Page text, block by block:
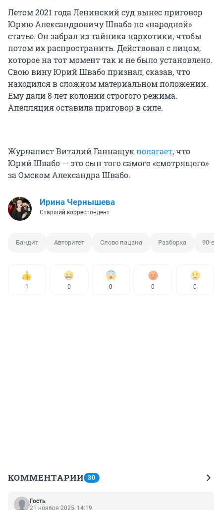
Летом 2021 года Ленинский суд вынес приговор
Юрию Александровичу Швабо по «народной»
статье. Он забрал из тайника наркотики, чтобы
потом их распространить. Действовал с лицом,
которое на тот момент так и не было установлено.
Свою вину Юрий Швабо признал, сказав, что
находился в сложном материальном положении.
Ему дали 8 лет колонии строгого режима.
Апелляция оставила приговор в силе.
Журналист Виталий Ганнащукполагает, что
Юрий Швабо — это сын того самого «смотрящего»
за Омском Александра Швабо.
Ирина Чернышева
Старший корреспондент
Бандит Авторитет Слово пацана Разборка 90-е
1 0 0 0 0
КОММЕНТАРИИ 30
Гость
21 ноября 2025, 14:19